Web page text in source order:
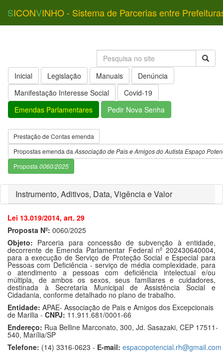
SICONVINHO - Sistema de Parcerias entre
Inicial Legislação Manuais
Denúncia
Manifestação Interesse Social
Covid-19
Emendas Parlamentares
Pedir Nova Senha
Prestação de Contas emenda
Propostas emenda da Associação de Pais e Amigos do Autista Espaço
Proposta 0060/2025
Instrumento, Aditivos, Data, Vigência e Valor
Lei 13.019/2014, art. 29
Proposta Nº: 0060/2025
Objeto: Parceria para concessão de subvenção à entidade,
decorrente de Emenda Parlamentar Federal nº 202430640004,
para a execução de Serviço de Proteção Social e Especial para
Pessoas com Deficiência - serviço de média complexidade, para
o atendimento a pessoas com deficiência intelectual e/ou
múltipla, de ambos os sexos, seus familiares e cuidadores,
destinada à Secretaria Municipal de Assistência Social e
Cidadania, conforme detalhado no plano de trabalho.
Entidade: APAE- Associação de Pais e Amigos dos Excepcionais
de Marilia - CNPJ: 11.911.681/0001-66
Endereço: Rua Belline Marconato, 300, Jd. Sasazaki, CEP 17511-
540, Marília/SP
Telefone: (14) 3316-0623 - E-mail: espacopotencial.rh@gmail.com